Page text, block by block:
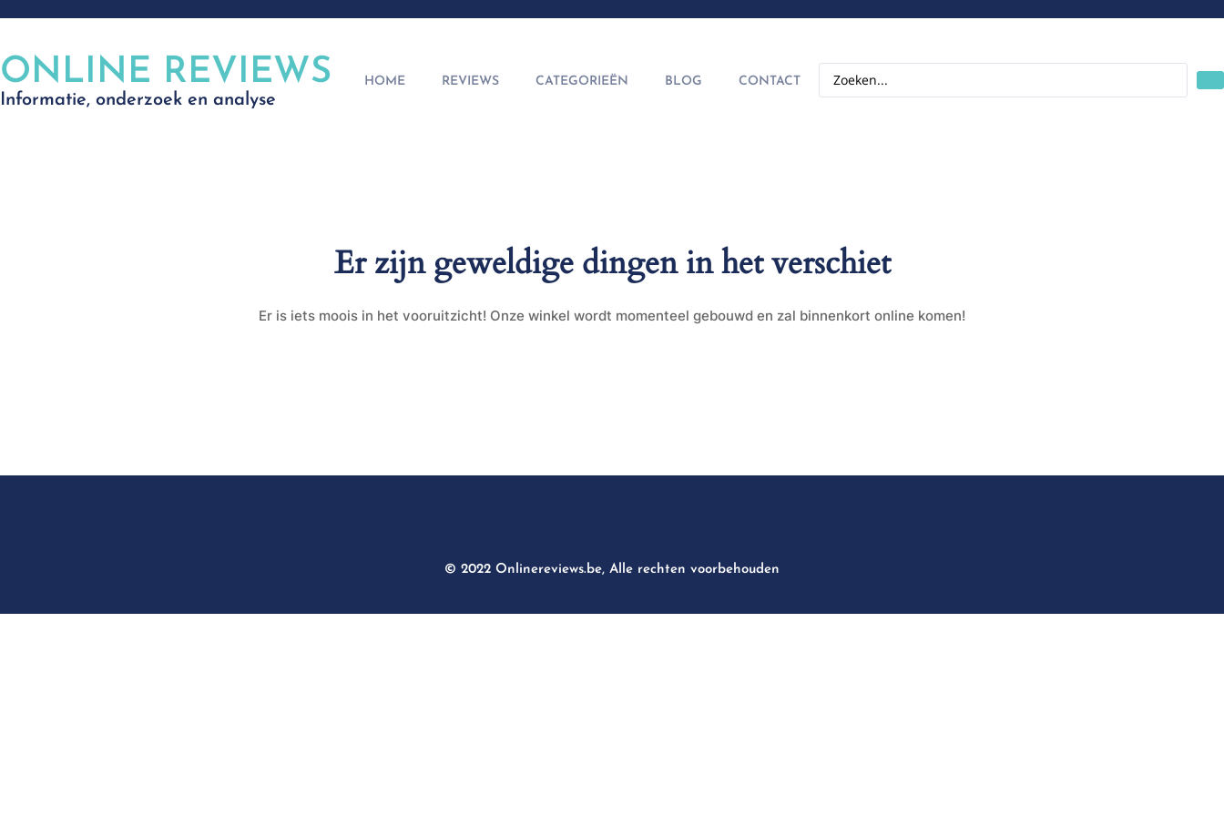
ONLINE REVIEWS
Informatie, onderzoek en analyse
HOME REVIEWS CATEGORIEËN BLOG CONTACT
Er zijn geweldige dingen in het verschiet
Er is iets moois in het vooruitzicht! Onze winkel wordt momenteel gebouwd en zal binnenkort online komen!
© 2022 Onlinereviews.be, Alle rechten voorbehouden